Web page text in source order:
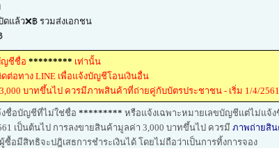
ดแล้ว❌฿ รวมส่งเอกชน
ญชีชื่อ ********* เท่านั้น
ดต่อทาง LINE เพื่อแจ้งบัญชีโอนเงินอื่น
บาทขึ้นไป ควรมีภาพสินค้าที่ถ่ายคู่กับบัตรประชาชน - เริ่ม 1/4/2561
งชื่อบัญชีที่ไม่ใช่ชื่อ ********* หรือแจ้งเฉพาะหมายเลขบัญชีแต่ไม่แจ้ง
เป็นต้นไป การลงขายสินค้ามูลค่า 3,000 บาทขึ้นไป ควรมี ภาพถ่ายสิ
อมีสิทธิจะปฎิเสธการชำระเงินได้ โดยไม่ถือว่าเป็นการทิ้งการจอง